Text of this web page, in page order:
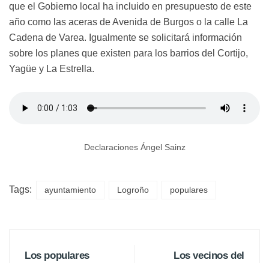
que el Gobierno local ha incluido en presupuesto de este
año como las aceras de Avenida de Burgos o la calle La
Cadena de Varea. Igualmente se solicitará información
sobre los planes que existen para los barrios del Cortijo,
Yagüe y La Estrella.
Declaraciones Ángel Sainz
Tags: ayuntamiento Logroño populares
Los populares
Los vecinos del